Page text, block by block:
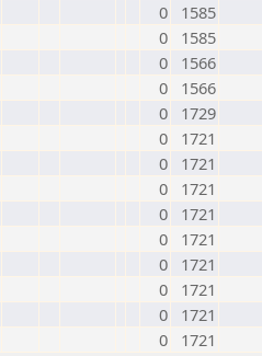
0
1585
0
1585
0
1566
0
1566
0
1729
0
1721
0
1721
0
1721
0
1721
0
1721
0
1721
0
1721
0
1721
0 1721